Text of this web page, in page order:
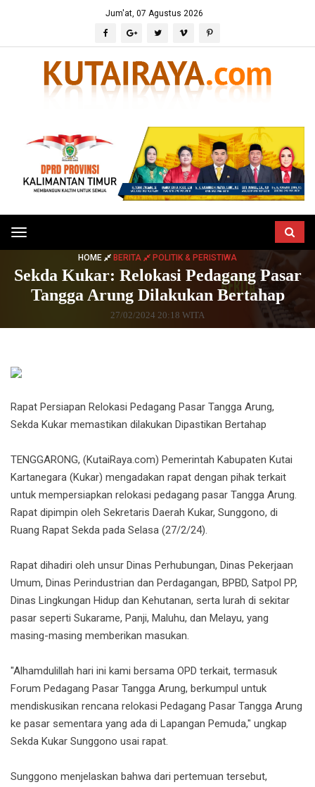
Jum'at, 07 Agustus 2026
Toggle
navigation
HOME BERITA POLITIK & PERISTIWA
Sekda Kukar: Relokasi Pedagang Pasar
Tangga Arung Dilakukan Bertahap
27/02/2024 20:18 WITA
Rapat Persiapan Relokasi Pedagang Pasar Tangga Arung,
Sekda Kukar memastikan dilakukan Dipastikan Bertahap
TENGGARONG, (KutaiRaya.com) Pemerintah Kabupaten Kutai
Kartanegara (Kukar) mengadakan rapat dengan pihak terkait
untuk mempersiapkan relokasi pedagang pasar Tangga Arung.
Rapat dipimpin oleh Sekretaris Daerah Kukar, Sunggono, di
Ruang Rapat Sekda pada Selasa (27/2/24).
Rapat dihadiri oleh unsur Dinas Perhubungan, Dinas Pekerjaan
Umum, Dinas Perindustrian dan Perdagangan, BPBD, Satpol PP,
Dinas Lingkungan Hidup dan Kehutanan, serta lurah di sekitar
pasar seperti Sukarame, Panji, Maluhu, dan Melayu, yang
masing-masing memberikan masukan.
"Alhamdulillah hari ini kami bersama OPD terkait, termasuk
Forum Pedagang Pasar Tangga Arung, berkumpul untuk
mendiskusikan rencana relokasi Pedagang Pasar Tangga Arung
ke pasar sementara yang ada di Lapangan Pemuda," ungkap
Sekda Kukar Sunggono usai rapat.
Sunggono menjelaskan bahwa dari pertemuan tersebut,